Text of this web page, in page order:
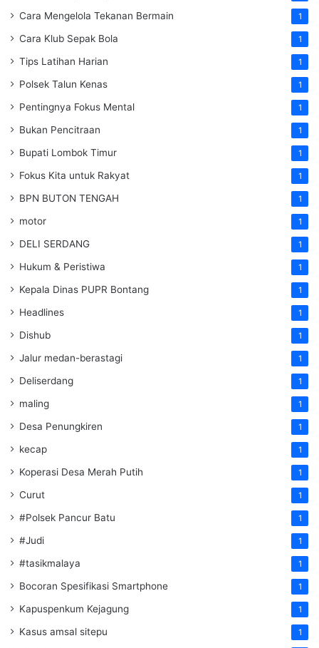
Cara Mengelola Tekanan Bermain 1
Cara Klub Sepak Bola 1
Tips Latihan Harian 1
Polsek Talun Kenas 1
Pentingnya Fokus Mental 1
Bukan Pencitraan 1
Bupati Lombok Timur 1
Fokus Kita untuk Rakyat 1
BPN BUTON TENGAH 1
motor 1
DELI SERDANG 1
Hukum & Peristiwa 1
Kepala Dinas PUPR Bontang 1
Headlines 1
Dishub 1
Jalur medan-berastagi 1
Deliserdang 1
maling 1
Desa Penungkiren 1
kecap 1
Koperasi Desa Merah Putih 1
Curut 1
#Polsek Pancur Batu 1
#Judi 1
#tasikmalaya 1
Bocoran Spesifikasi Smartphone 1
Kapuspenkum Kejagung 1
Kasus amsal sitepu 1